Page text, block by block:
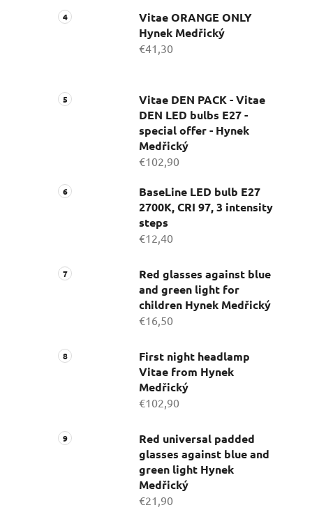
Vitae ORANGE ONLY
Hynek Medřický
€41,30
Vitae DEN PACK - Vitae
DEN LED bulbs E27 -
special offer - Hynek
Medřický
€102,90
BaseLine LED bulb E27
2700K, CRI 97, 3 intensity
steps
€12,40
Red glasses against blue
and green light for
children Hynek Medřický
€16,50
First night headlamp
Vitae from Hynek
Medřický
€102,90
Red universal padded
glasses against blue and
green light Hynek
Medřický
€21,90